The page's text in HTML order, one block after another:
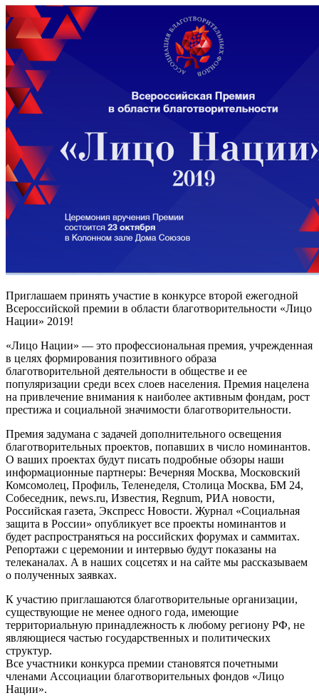
Приглашаем принять участие в конкурсе второй ежегодной
Всероссийской премии в области благотворительности «Лицо
Нации» 2019!
«Лицо Нации» — это профессиональная премия, учрежденная
в целях формирования позитивного образа
благотворительной деятельности в обществе и ее
популяризации среди всех слоев населения. Премия нацелена
на привлечение внимания к наиболее активным фондам, рост
престижа и социальной значимости благотворительности.
Премия задумана с задачей дополнительного освещения
благотворительных проектов, попавших в число номинантов.
О ваших проектах будут писать подробные обзоры наши
информационные партнеры: Вечерняя Москва, Московский
Комсомолец, Профиль, Теленеделя, Столица Москва, БМ 24,
Собеседник, news.ru, Известия, Regnum, РИА новости,
Российская газета, Экспресс Новости. Журнал «Социальная
защита в России» опубликует все проекты номинантов и
будет распространяться на российских форумах и саммитах.
Репортажи с церемонии и интервью будут показаны на
телеканалах. А в наших соцсетях и на сайте мы рассказываем
о полученных заявках.
К участию приглашаются благотворительные организации,
существующие не менее одного года, имеющие
территориальную принадлежность к любому региону РФ, не
являющиеся частью государственных и политических
структур.
Все участники конкурса премии становятся почетными
членами Ассоциации благотворительных фондов «Лицо
Нации».